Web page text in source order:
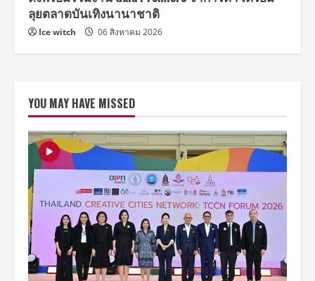
ลุยตลาดบันเทิงนานาชาติ
Ice witch 06 สิงหาคม 2026
YOU MAY HAVE MISSED